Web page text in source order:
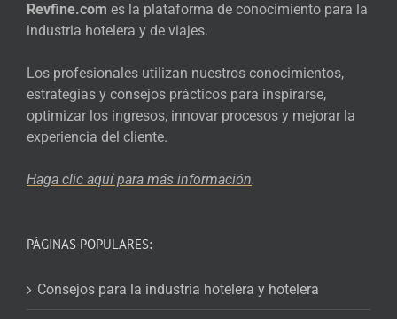
Revfine.com es la plataforma de conocimiento para la
industria hotelera y de viajes.
Los profesionales utilizan nuestros conocimientos,
estrategias y consejos prácticos para inspirarse,
optimizar los ingresos, innovar procesos y mejorar la
experiencia del cliente.
Haga clic aquí para más información.
PÁGINAS POPULARES:
Consejos para la industria hotelera y hotelera